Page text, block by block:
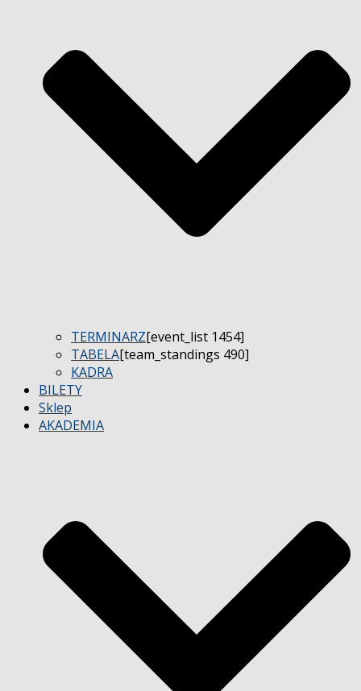
TERMINARZ[event_list 1454]
TABELA[team_standings 490]
KADRA
BILETY
Sklep
AKADEMIA